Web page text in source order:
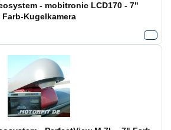
- mobitronic LCD170 - 7"
Kugelkamera